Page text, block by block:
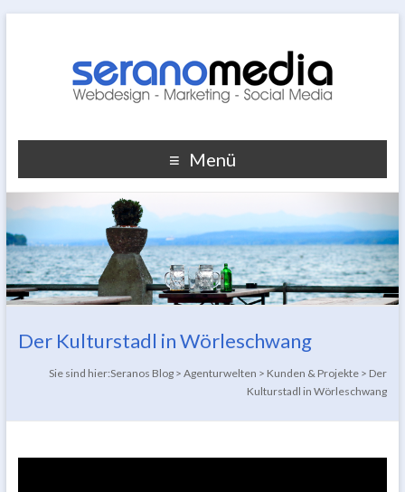
Menü
Der Kulturstadl in Wörleschwang
Sie sind hier:Seranos Blog >Agenturwelten > Kunden & Projekte > Der
Kulturstadl in Wörleschwang